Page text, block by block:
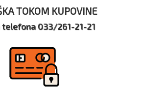
TOKOM KUPOVINE
telefona 033/261-21-21